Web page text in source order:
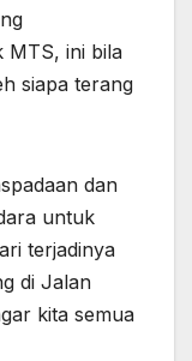
MTS, ini bila
siapa terang
dan
untuk
terjadinya
di Jalan
kita semua